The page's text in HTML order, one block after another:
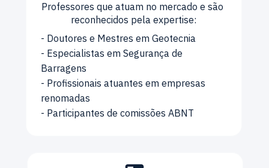
Professores que atuam no mercado e são
reconhecidos pela expertise:
- Doutores e Mestres em Geotecnia
- Especialistas em Segurança de
Barragens
- Profissionais atuantes em empresas
renomadas
- Participantes de comissões ABNT